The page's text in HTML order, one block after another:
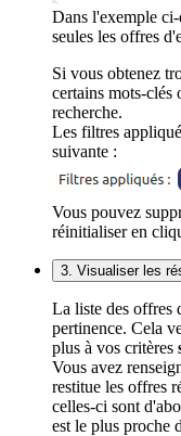
Dans l'exemple
seules les offres
Si vous obtenez
certains mots-clés
recherche.
Les filtres
suivante :
Vous pouvez
réinitialiser en
3. Visualiser les
La liste des offres
pertinence. Cela
plus à vos critères
Vous avez
restitue les offres
celles-ci sont
est le plus proche